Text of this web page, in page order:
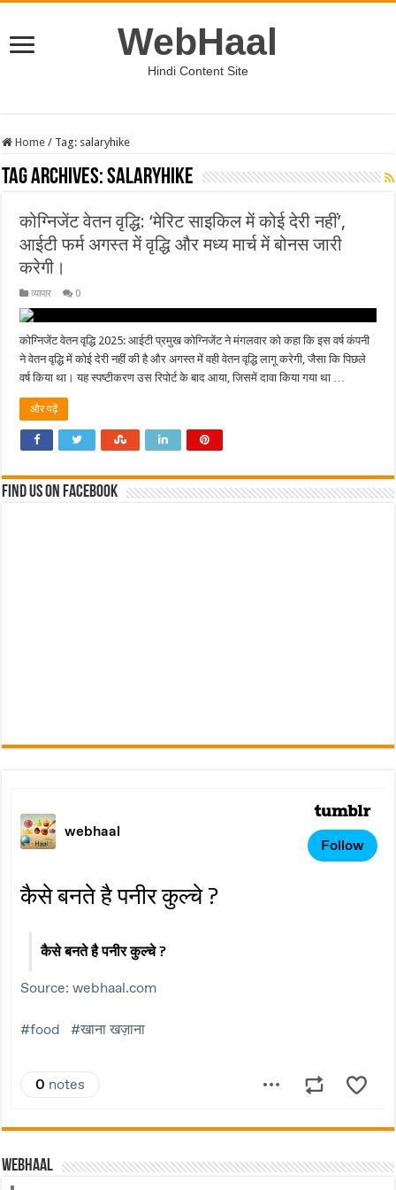
WebHaal
Hindi Content Site
Home / Tag: salaryhike
Tag Archives:salaryhike
कोग्निजेंट वेतन वृद्धि: ‘मेरिट साइकिल में कोई देरी नहीं’,
आईटी फर्म अगस्त में वृद्धि और मध्य मार्च में बोनस जारी
करेगी।
व्यापार 0
कोग्निजेंट वेतन वृद्धि 2025: आईटी प्रमुख कोग्निजेंट ने मंगलवार को कहा कि इस वर्ष कंपनी
ने वेतन वृद्धि में कोई देरी नहीं की है और अगस्त में वही वेतन वृद्धि लागू करेगी, जैसा कि पिछले
वर्ष किया था। यह स्पष्टीकरण उस रिपोर्ट के बाद आया, जिसमें दावा किया गया था …
और पढ़ें
Find us on Facebook
Webhaal